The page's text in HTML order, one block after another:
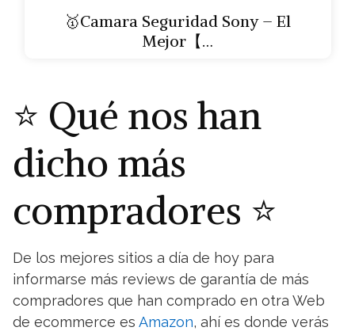
🥇Camara Seguridad Sony – El
Mejor【…
⭐ Qué nos han
dicho más
compradores ⭐
De los mejores sitios a día de hoy para
informarse más reviews de garantía de más
compradores que han comprado en otra Web
de ecommerce es Amazon, ahí es donde verás